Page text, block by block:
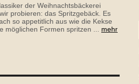
der Weihnachtsbäckerei
probieren: das Spritzgebäck. Es
so appetitlich aus wie die Kekse
möglichen Formen spritzen ... mehr